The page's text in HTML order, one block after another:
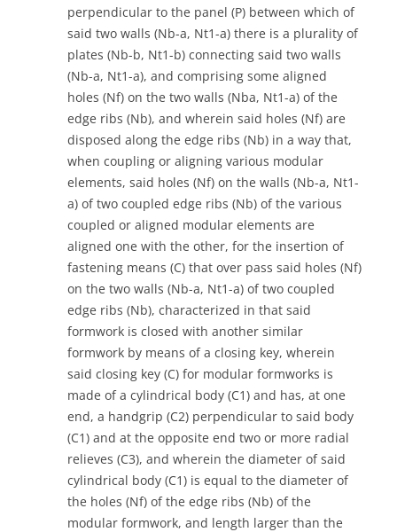
perpendicular to the panel (P) between which of
said two walls (Nb-a, Nt1-a) there is a plurality of
plates (Nb-b, Nt1-b) connecting said two walls
(Nb-a, Nt1-a), and comprising some aligned
holes (Nf) on the two walls (Nba, Nt1-a) of the
edge ribs (Nb), and wherein said holes (Nf) are
disposed along the edge ribs (Nb) in a way that,
when coupling or aligning various modular
elements, said holes (Nf) on the walls (Nb-a, Nt1-
a) of two coupled edge ribs (Nb) of the various
coupled or aligned modular elements are
aligned one with the other, for the insertion of
fastening means (C) that over pass said holes (Nf)
on the two walls (Nb-a, Nt1-a) of two coupled
edge ribs (Nb), characterized in that said
formwork is closed with another similar
formwork by means of a closing key, wherein
said closing key (C) for modular formworks is
made of a cylindrical body (C1) and has, at one
end, a handgrip (C2) perpendicular to said body
(C1) and at the opposite end two or more radial
relieves (C3), and wherein the diameter of said
cylindrical body (C1) is equal to the diameter of
the holes (Nf) of the edge ribs (Nb) of the
modular formwork, and length larger than the